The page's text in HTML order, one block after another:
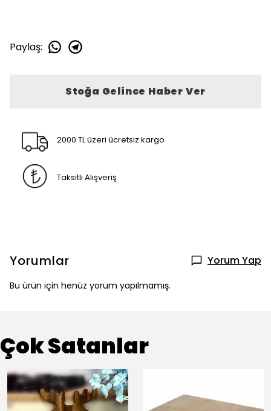
Paylaş:
Stoğa Gelince Haber Ver
2000 TL üzeri ücretsiz kargo
Taksitli Alışveriş
Yorumlar Yorum Yap
Bu ürün için henüz yorum yapılmamış.
Çok Satanlar